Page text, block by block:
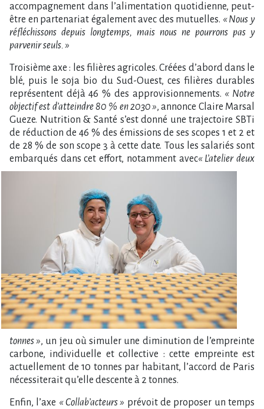
accompagnement dans l’alimentation quotidienne, peut-
être en partenariat également avec des mutuelles. « Nous y
réfléchissons depuis longtemps, mais nous ne pourrons pas y
parvenir seuls. »
Troisième axe : les filières agricoles. Créées d’abord dans le
blé, puis le soja bio du Sud-Ouest, ces filières durables
représentent déjà 46 % des approvisionnements. « Notre
objectif est d’atteindre 80 % en 2030 », annonce Claire Marsal
Gueze. Nutrition & Santé s’est donné une trajectoire SBTi
de réduction de 46 % des émissions de ses scopes 1 et 2 et
de 28 % de son scope 3 à cette date. Tous les salariés sont
embarqués dans cet effort, notamment avec« L’atelier deux
tonnes », un jeu où simuler une diminution de l’empreinte
carbone, individuelle et collective : cette empreinte est
actuellement de 10 tonnes par habitant, l’accord de Paris
nécessiterait qu’elle descente à 2 tonnes.
Enfin, l’axe « Collab’acteurs » prévoit de proposer un temps